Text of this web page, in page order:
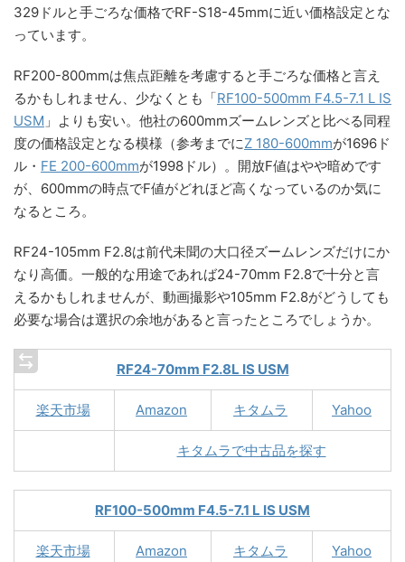
329ドルと手ごろな価格でRF-S18-45mmに近い価格設定とな
っています。
RF200-800mmは焦点距離を考慮すると手ごろな価格と言え
るかもしれません、少なくとも「RF100-500mm F4.5-7.1 L IS
USM 」よりも安い。他社の600mmズームレンズと比べる同程
度の価格設定となる模様（参考までにZ 180-600mmが1696ド
ル・ FE 200-600mmが1998ドル）。開放F値はやや暗めです
が、600mmの時点でF値がどれほど高くなっているのか気に
なるところ。
RF24-105mm F2.8は前代未聞の大口径ズームレンズだけにか
なり高価。一般的な用途であれば24-70mm F2.8で十分と言
えるかもしれませんが、動画撮影や105mm F2.8がどうしても
必要な場合は選択の余地があると言ったところでしょうか。
RF24-70mm F2.8L IS USM
楽天市場 Amazon キタムラ Yahoo
キタムラで中古品を探す
RF100-500mm F4.5-7.1 L IS USM
楽天市場 Amazon キタムラ Yahoo